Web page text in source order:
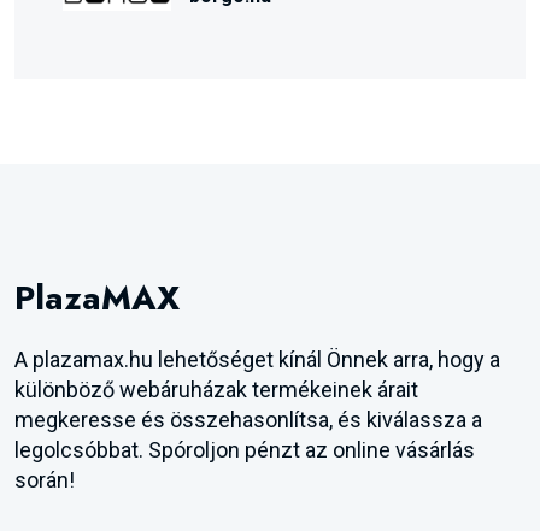
PlazaMAX
A plazamax.hu lehetőséget kínál Önnek arra, hogy a
különböző webáruházak termékeinek árait
megkeresse és összehasonlítsa, és kiválassza a
legolcsóbbat. Spóroljon pénzt az online vásárlás
során!